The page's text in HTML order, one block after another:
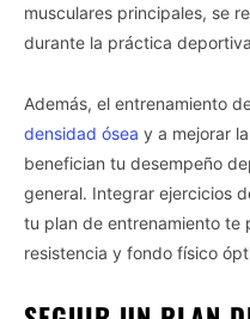
musculares principales, se
durante la práctica
Además, el entrenamiento
densidad ósea y a mejorar
benefician tu desempeño
general. Integrar ejercicios
tu plan de entrenamiento te
resistencia y fondo físico